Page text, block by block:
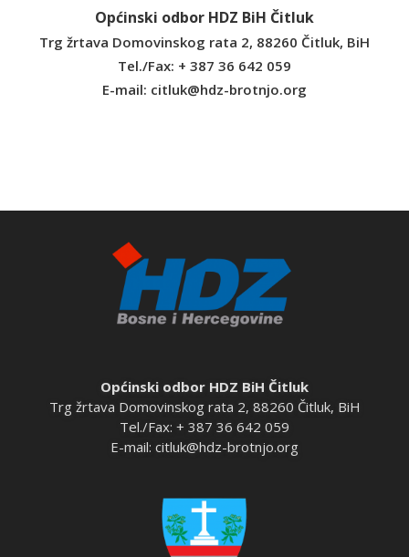
Općinski odbor HDZ BiH Čitluk
Trg žrtava Domovinskog rata 2, 88260 Čitluk, BiH
Tel./Fax: + 387 36 642 059
E-mail: citluk@hdz-brotnjo.org
Općinski odbor HDZ BiH Čitluk
Trg žrtava Domovinskog rata 2, 88260 Čitluk, BiH
Tel./Fax: + 387 36 642 059
E-mail: citluk@hdz-brotnjo.org